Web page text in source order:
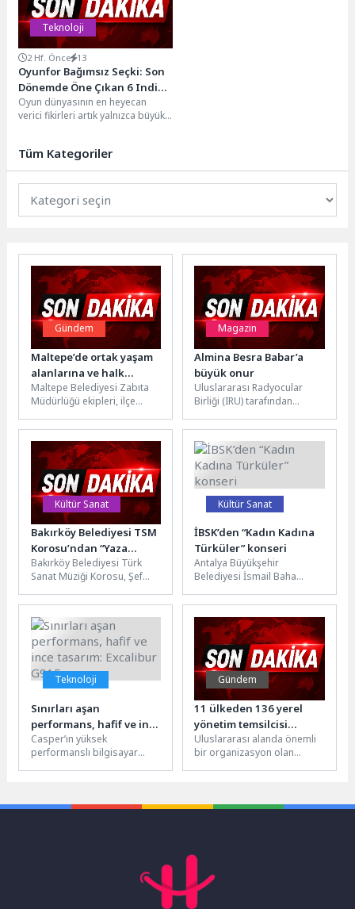
Teknoloji
2 Hf. Önce 13
Oyunfor Bağımsız Seçki: Son
Dönemde Öne Çıkan 6 Indie
Yapım
Oyun dünyasının en heyecan
verici fikirleri artık yalnızca büyük
Tüm Kategoriler
Gündem
Maltepe’de ortak yaşam
alanlarına ve halk
sağlığına sıkı takip
Maltepe Belediyesi Zabıta
Müdürlüğü ekipleri, ilçe
alanların düzenini sağlamak
hem de vatandaşların...
Magazin
Almina Besra Babar’a
büyük onur
Uluslararası Radyocular
Birliği (IRU) tarafından
Alkışı Hakedenler Ödülleri,
İstanbul’daki Kazlıçeşme
Sanat’ta
gerçekleştirildi.Sanat,...
Kültür Sanat
Bakırköy Belediyesi TSM
Korosu’ndan “Yaza
Merhaba Konseri”
Bakırköy Belediyesi Türk
Sanat Müziği Korosu, Şef
düzenlenen “Yaza Merhaba
Konseri” ile...
Kültür Sanat
İBSK’den “Kadın Kadına
Türküler” konseri
Antalya Büyükşehir
Belediyesi İsmail Baha
bünyesinde faaliyet
gösteren Kadın Bağlama
Topluluğu 5 Nisan...
Teknoloji
Sınırları aşan
performans, hafif ve ince
tasarım: Excalibur G915
Casper’ın yüksek
performanslı bilgisayar
Gündem
11 ülkeden 136 yerel
yönetim temsilcisi
Selçuklu’da buluştu
Uluslararası alanda önemli
bir organizasyon olan